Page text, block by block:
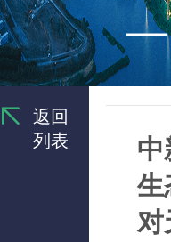
返回
列表
中
生
对